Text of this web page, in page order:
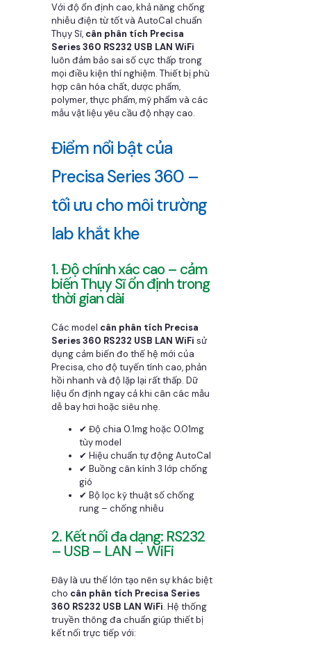
Với độ ổn định cao, khả năng chống
nhiễu điện từ tốt và AutoCal chuẩn
Thụy Sĩ, cân phân tích Precisa
Series 360 RS232 USB LAN WiFi
luôn đảm bảo sai số cực thấp trong
mọi điều kiện thí nghiệm. Thiết bị phù
hợp cân hóa chất, dược phẩm,
polymer, thực phẩm, mỹ phẩm và các
mẫu vật liệu yêu cầu độ nhạy cao.
Điểm nổi bật của
Precisa Series 360 –
tối ưu cho môi trường
lab khắt khe
1. Độ chính xác cao – cảm
biến Thụy Sĩ ổn định trong
thời gian dài
Các model cân phân tích Precisa
Series 360 RS232 USB LAN WiFi sử
dụng cảm biến đo thế hệ mới của
Precisa, cho độ tuyến tính cao, phản
hồi nhanh và độ lặp lại rất thấp. Dữ
liệu ổn định ngay cả khi cân các mẫu
dễ bay hơi hoặc siêu nhẹ.
✔ Độ chia 0.1mg hoặc 0.01mg
tùy model
✔ Hiệu chuẩn tự động AutoCal
✔ Buồng cân kính 3 lớp chống
gió
✔ Bộ lọc kỹ thuật số chống
rung – chống nhiễu
2. Kết nối đa dạng: RS232
– USB – LAN – WiFi
Đây là ưu thế lớn tạo nên sự khác biệt
cho cân phân tích Precisa Series
360 RS232 USB LAN WiFi. Hệ thống
truyền thông đa chuẩn giúp thiết bị
kết nối trực tiếp với: